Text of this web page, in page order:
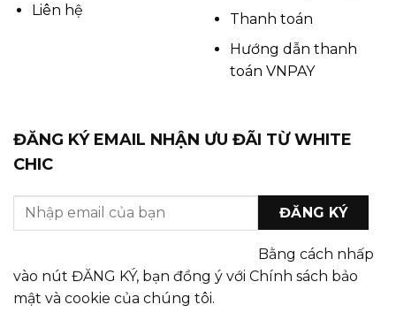
Liên hệ
Thanh toán
Hướng dẫn thanh
toán VNPAY
ĐĂNG KÝ EMAIL NHẬN ƯU ĐÃI TỪ WHITE
CHIC
Bằng cách nhấp
vào nút ĐĂNG KÝ, bạn đồng ý với Chính sách bảo
mật và cookie của chúng tôi.